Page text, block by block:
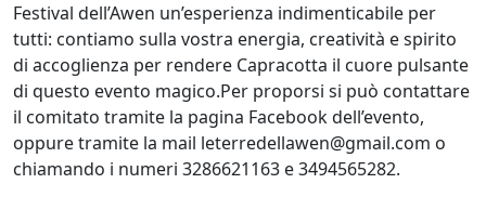
Festival dell’Awen un’esperienza indimenticabile per
tutti: contiamo sulla vostra energia, creatività e spirito
di accoglienza per rendere Capracotta il cuore pulsante
di questo evento magico.Per proporsi si può contattare
il comitato tramite la pagina Facebook dell’evento,
oppure tramite la mail leterredellawen@gmail.com o
chiamando i numeri 3286621163 e 3494565282.